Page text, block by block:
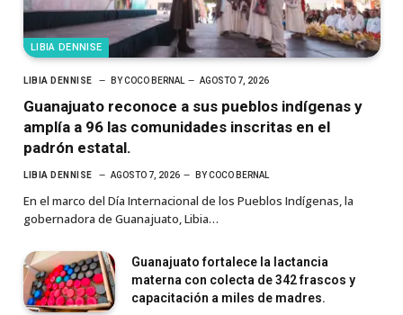
LIBIA DENNISE
LIBIA DENNISE BY COCO BERNAL AGOSTO 7, 2026
Guanajuato reconoce a sus pueblos indígenas y
amplía a 96 las comunidades inscritas en el
padrón estatal.
LIBIA DENNISE AGOSTO 7, 2026 BY COCO BERNAL
En el marco del Día Internacional de los Pueblos Indígenas, la
gobernadora de Guanajuato, Libia…
Guanajuato fortalece la lactancia
materna con colecta de 342 frascos y
capacitación a miles de madres.